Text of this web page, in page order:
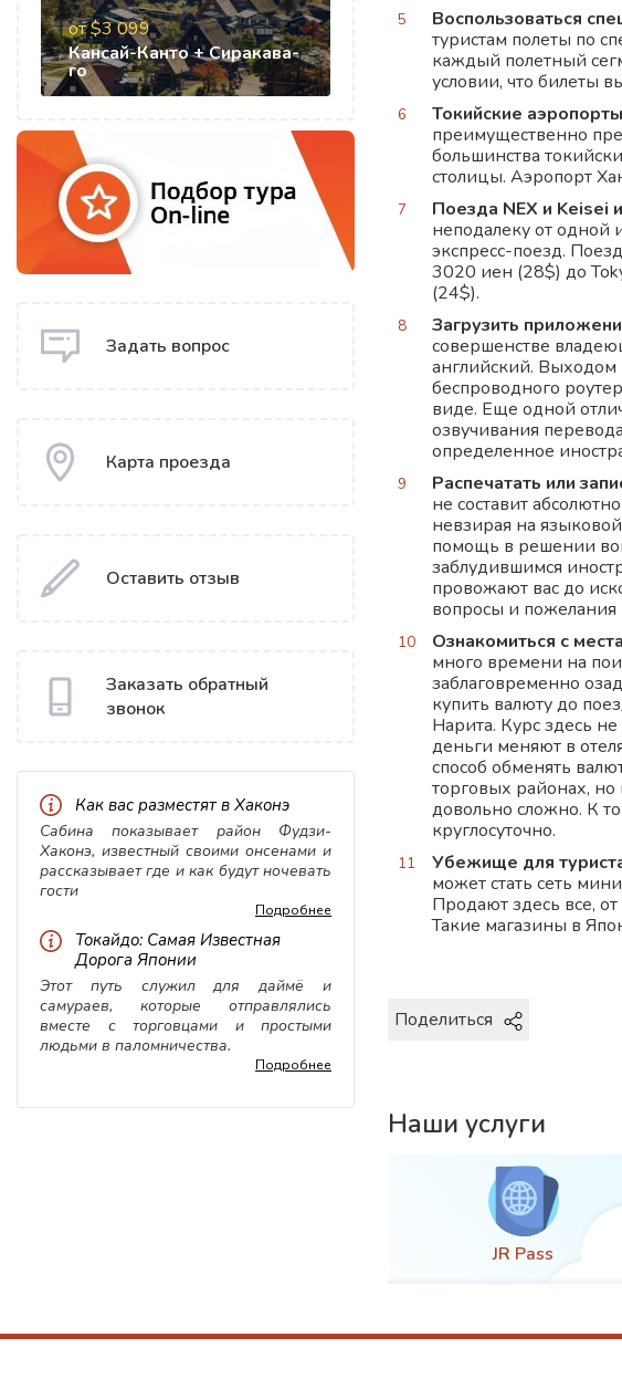
от $3 099
Кансай-Канто + Сиракава-
го
Задать вопрос
Карта проезда
Оставить отзыв
Заказать обратный
звонок
Как вас разместят в Хаконэ
Сабина показывает район Фудзи-
Хаконэ, известный своими онсенами и
рассказывает где и как будут ночевать
гости
Подробнее
Токайдо: Самая Известная
Дорога Японии
Этот путь служил для даймё и
самураев, которые отправлялись
вместе с торговцами и простыми
людьми в паломничества.
Подробнее
Воспользоваться
туристам полеты по
каждый полетный
условии, что билеты
Токийские
преимущественно
большинства
столицы. Аэропорт
Поезда NEX и Keisei
неподалеку от одной
экспресс-поезд.
3020 иен (28$) до
(24$).
Загрузить
совершенстве
английский. Выходом
беспроводного
виде. Еще одной
озвучивания
определенное
Распечатать или
не составит
невзирая на
помощь в решении
заблудившимся
провожают вас до
вопросы и
Ознакомиться с
много времени на
заблаговременно
купить валюту до
Нарита. Курс здесь
деньги меняют в
способ обменять
торговых районах,
довольно сложно. К
круглосуточно.
Убежище для
может стать сеть
Продают здесь все,
Такие магазины в
Поделиться
Наши услуги
JR Pass